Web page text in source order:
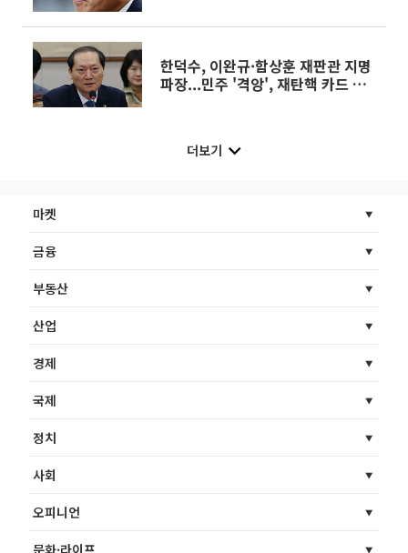
한덕수, 이완규·함상훈 재판관 지명
파장...민주 '격앙', 재탄핵 카드 꺼
더보기
마켓
금융
부동산
산업
경제
국제
정치
사회
오피니언
문화·라이프